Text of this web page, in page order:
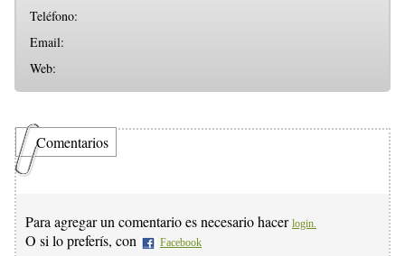
Teléfono:
Email:
Web:
Comentarios
Para agregar un comentario es necesario hacer login.
O si lo preferís, con Facebook